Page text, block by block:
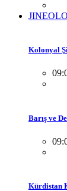
Kolonyal
Barış ve
Kürdistan